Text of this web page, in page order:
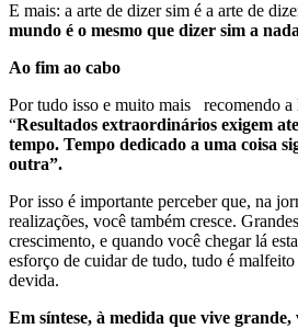
E mais: a arte de dizer sim é a arte de
mundo é o mesmo que dizer sim a
Ao fim ao cabo
Por tudo isso e muito mais recomendo a
“Resultados extraordinários exigem
tempo. Tempo dedicado a uma coisa
outra”.
Por isso é importante perceber que, na
realizações, você também cresce.
crescimento, e quando você chegar lá
esforço de cuidar de tudo, tudo é malfeito
devida.
Em síntese, à medida que vive grande,